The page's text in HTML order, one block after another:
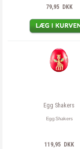
79,95 DKK
Egg Shakers
Egg Shakers
119,95 DKK